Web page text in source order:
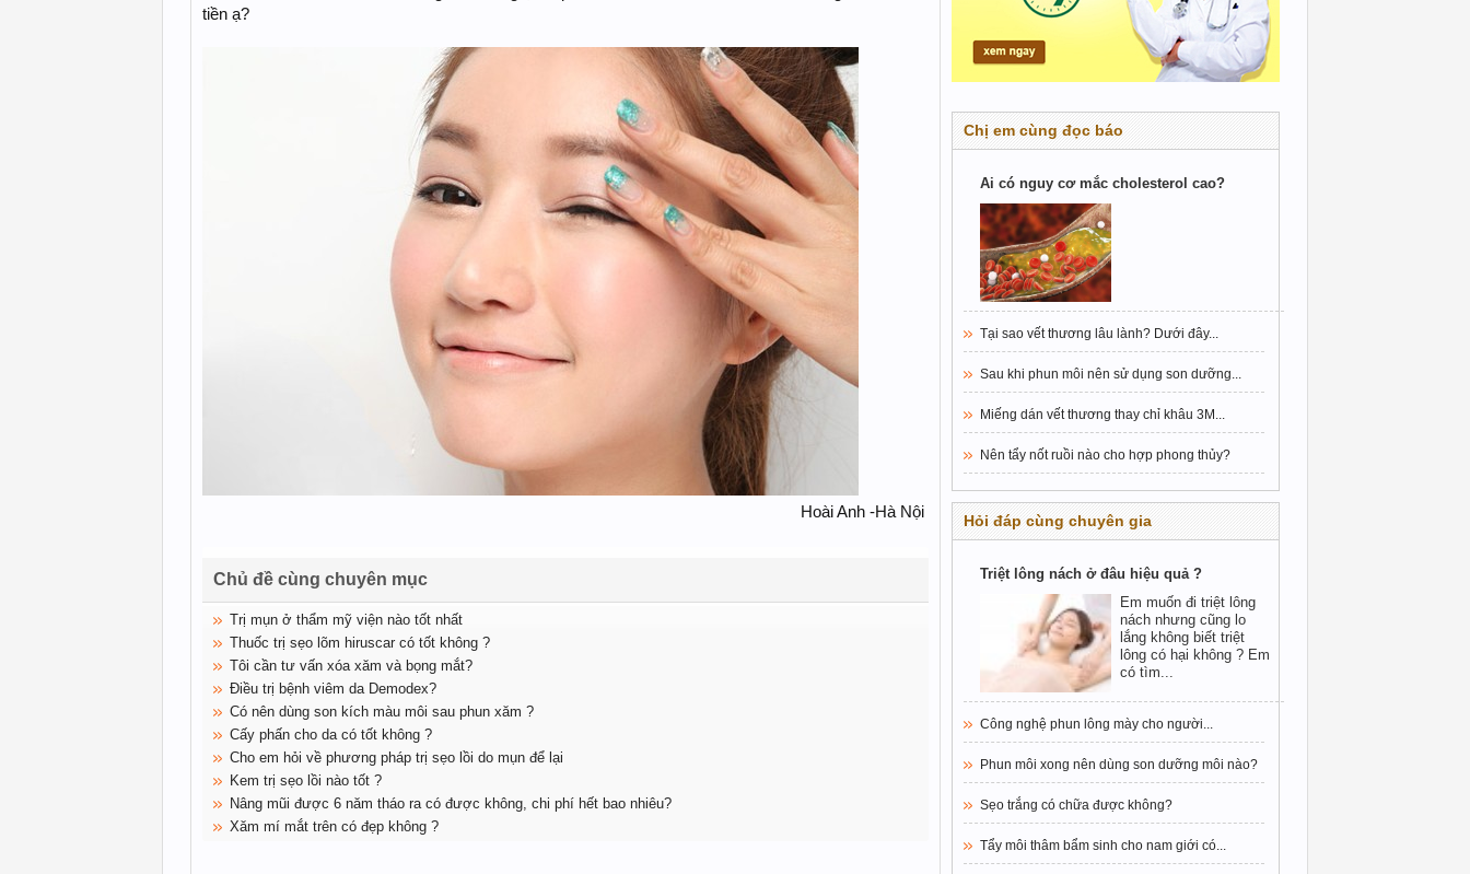
tiền ạ?
Hoài Anh -Hà Nội ​
Chủ đề cùng chuyên mục
Trị mụn ở thẩm mỹ viện nào tốt nhất
Thuốc trị sẹo lõm hiruscar có tốt không ?
Tôi cần tư vấn xóa xăm và bọng mắt?
Điều trị bệnh viêm da Demodex?
Có nên dùng son kích màu môi sau phun xăm ?
Cấy phấn cho da có tốt không ?
Cho em hỏi về phương pháp trị sẹo lồi do mụn để lại
Kem trị sẹo lồi nào tốt ?
Nâng mũi được 6 năm tháo ra có được không, chi phí hết bao nhiêu?
Xăm mí mắt trên có đẹp không ?
Chị em cùng đọc báo
Ai có nguy cơ mắc cholesterol cao?
Tại sao vết thương lâu lành? Dưới đây...
Sau khi phun môi nên sử dụng son dưỡng...
Miếng dán vết thương thay chỉ khâu 3M...
Nên tẩy nốt ruồi nào cho hợp phong thủy?
Hỏi đáp cùng chuyên gia
Triệt lông nách ở đâu hiệu quả ?
Em muốn đi triệt lông
nách nhưng cũng lo
lắng không biết triệt
lông có hại không ? Em
có tìm...
Công nghệ phun lông mày cho người...
Phun môi xong nên dùng son dưỡng môi nào?
Sẹo trắng có chữa được không?
Tẩy môi thâm bẩm sinh cho nam giới có...